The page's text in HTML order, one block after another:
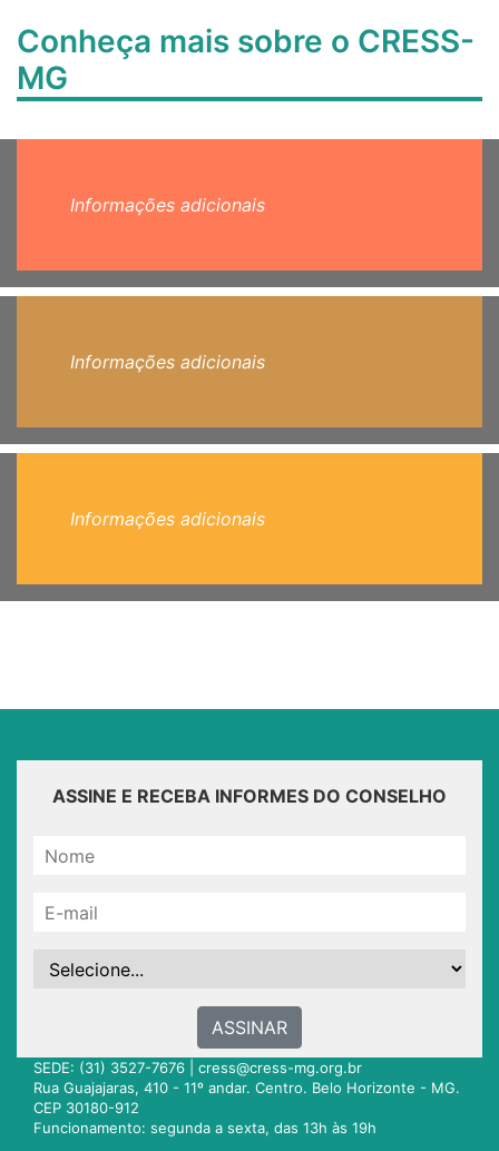
Conheça mais sobre o CRESS-
MG
Informações adicionais
Informações adicionais
Informações adicionais
ASSINE E RECEBA INFORMES DO CONSELHO
ASSINAR
SEDE: (31) 3527-7676 | cress@cress-mg.org.br
Rua Guajajaras, 410 - 11º andar. Centro. Belo Horizonte - MG.
CEP 30180-912
Funcionamento: segunda a sexta, das 13h às 19h